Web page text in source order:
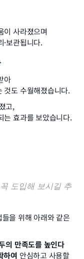
이 사라졌으며
보관됩니다.
아
것도 수월해졌습니다.
고,
는 효과를 보았습니다.
도입해 보시길 추
을 위해 아래와 같은
의 만족도를 높인다
하여 안심하고 사용할